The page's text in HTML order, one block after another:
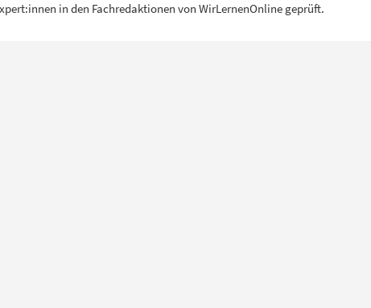
in den Fachredaktionen von WirLernenOnline geprüft.